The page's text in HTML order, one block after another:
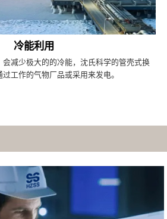
冷能利用
减少极大的的冷能，沈氏科学的管壳式换
工作的气物厂品或采用来发电。